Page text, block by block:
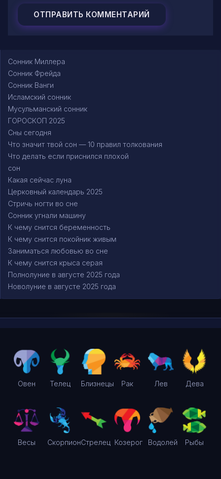
Сонник Миллера
Сонник Фрейда
Сонник Ванги
Исламский сонник
Мусульманский сонник
ГОРОСКОП 2025
Сны сегодня
Что значит твой сон — 10 правил толкования
Что делать если приснился плохой
сон
Какая сейчас луна
Церковный календарь 2025
Стричь ногти во сне
Сонник угнали машину
К чему снится беременность
К чему снится покойник живым
Заниматься любовью во сне
К чему снится крыса серая
Полнолуние в августе 2025 года
Новолуние в августе 2025 года
Овен Телец Близнецы Рак Лев Дева
Весы СкорпионСтрелец Козерог Водолей Рыбы